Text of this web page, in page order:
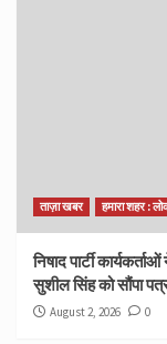
ताज़ा खबर हमारा शहर :
निषाद पार्टी
सुशील सिंह को सौंपा
August 2, 2026 0